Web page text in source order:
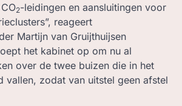
2-leidingen en aansluitingen voor
reageert
Martijn van Gruijthuijsen
het kabinet op om nu al
over de twee buizen die in het
vallen, zodat van uitstel geen afstel